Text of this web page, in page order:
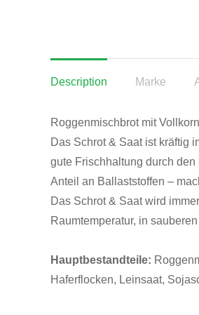
Description Marke
Roggenmischbrot mit
Das Schrot & Saat ist kräftig
gute Frischhaltung durch
Anteil an Ballaststoffen –
Das Schrot & Saat wird
Raumtemperatur, in
Hauptbestandteile:
Haferflocken, Leinsaat,